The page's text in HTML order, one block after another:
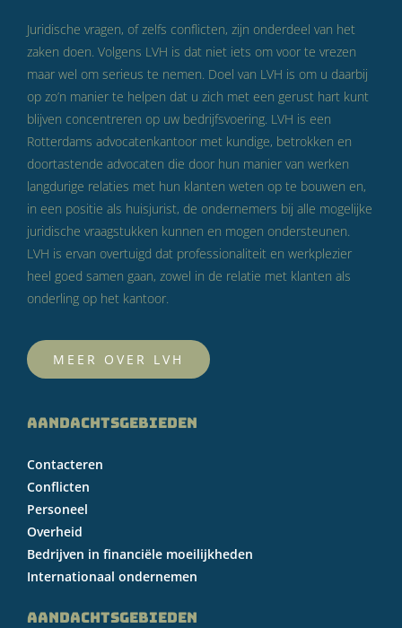
Juridische vragen, of zelfs conflicten, zijn onderdeel van het
zaken doen. Volgens LVH is dat niet iets om voor te vrezen
maar wel om serieus te nemen. Doel van LVH is om u daarbij
op zo’n manier te helpen dat u zich met een gerust hart kunt
blijven concentreren op uw bedrijfsvoering. LVH is een
Rotterdams advocatenkantoor met kundige, betrokken en
doortastende advocaten die door hun manier van werken
langdurige relaties met hun klanten weten op te bouwen en,
in een positie als huisjurist, de ondernemers bij alle mogelijke
juridische vraagstukken kunnen en mogen ondersteunen.
LVH is ervan overtuigd dat professionaliteit en werkplezier
heel goed samen gaan, zowel in de relatie met klanten als
onderling op het kantoor.
MEER OVER LVH
AANDACHTSGEBIEDEN
Contacteren
Conflicten
Personeel
Overheid
Bedrijven in financiële moeilijkheden
Internationaal ondernemen
AANDACHTSGEBIEDEN